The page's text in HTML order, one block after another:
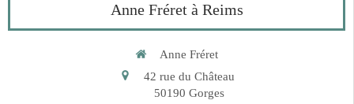
Anne Fréret à Reims
Anne Fréret
42 rue du Château
50190 Gorges